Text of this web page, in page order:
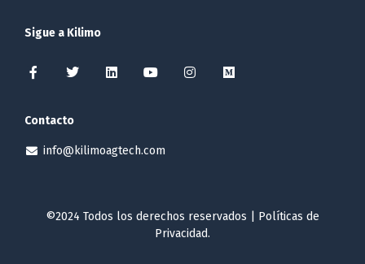
Sigue a Kilimo
Contacto
info@kilimoagtech.com
©2024 Todos los derechos reservados | Políticas de
Privacidad.